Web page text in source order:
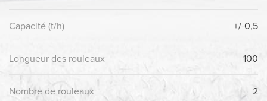
Capacité (t/h) +/-0,5
Longueur des rouleaux 100
Nombre de rouleaux 2